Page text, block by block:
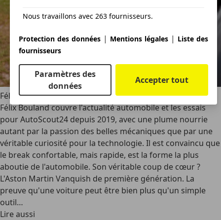
Félix Bouland
Félix Bouland couvre l'actualité automobile et les essais
pour AutoScout24 depuis 2019, avec une plume nourrie
autant par la passion des belles mécaniques que par une
véritable curiosité pour la technologie. Il est convaincu que
le break confortable, mais rapide, est la forme la plus
aboutie de l'automobile. Son véritable coup de cœur ?
L'Aston Martin Vanquish de première génération. La
preuve qu'une voiture peut être bien plus qu'un simple
outil…
Lire aussi
Nous travaillons avec 263 fournisseurs.
Protection des données | Mentions légales | Liste des
fournisseurs
Paramètres des
données
Accepter tout